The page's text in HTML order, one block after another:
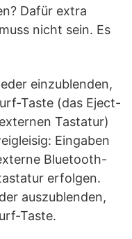
Dafür extra
nicht sein. Es
einzublenden,
Taste (das Eject-
Tastatur)
Eingaben
Bluetooth-
erfolgen.
auszublenden,
Taste.